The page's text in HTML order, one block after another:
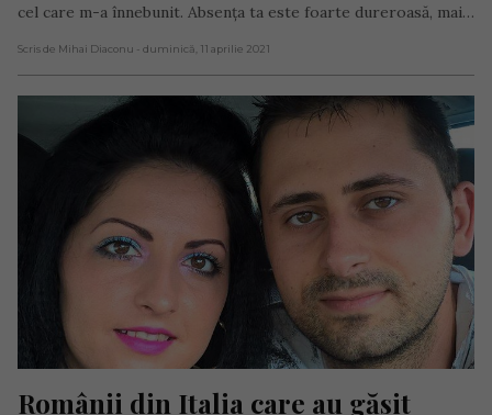
cel care m-a înnebunit. Absența ta este foarte dureroasă, mai…
Scris de Mihai Diaconu - duminică, 11 aprilie 2021
Românii din Italia care au găsit